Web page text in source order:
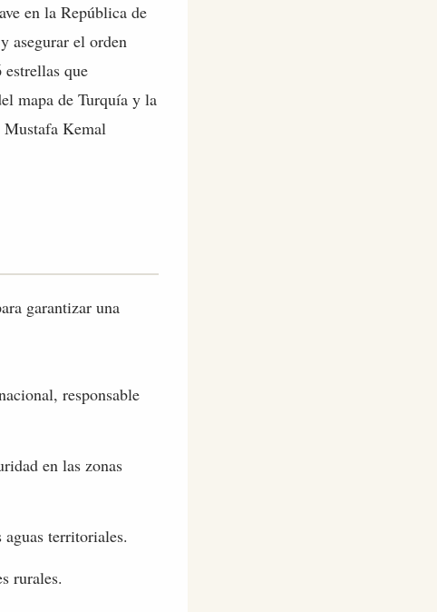
en la República de
asegurar el orden
que
mapa de Turquía y la
Mustafa Kemal
garantizar una
responsable
en las zonas
aguas territoriales.
rurales.